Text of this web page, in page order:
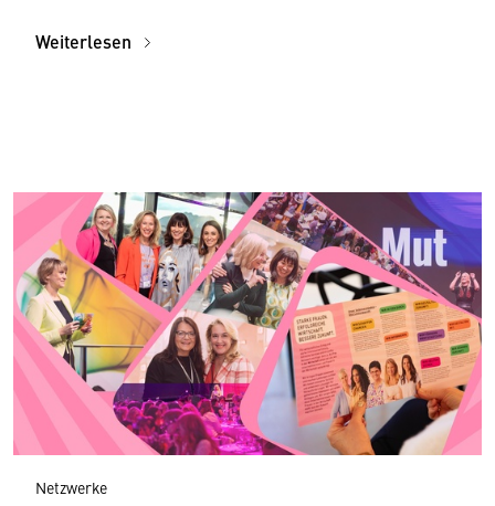
Weiterlesen
Netzwerke